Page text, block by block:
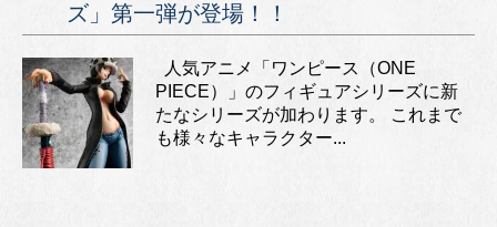
ズ」第一弾が登場！！
人気アニメ「ワンピース（ONE
PIECE）」のフィギュアシリーズに新
たなシリーズが加わります。 これまで
も様々なキャラクター...